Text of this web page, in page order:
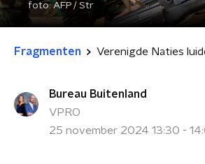
foto:AFP / Str
Fragmenten
Bureau Buitenland
VPRO
25 november 2024 13:30 -